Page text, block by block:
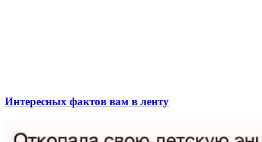
Интересных фактов вам в ленту